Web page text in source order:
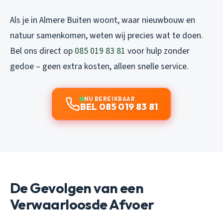
Als je in Almere Buiten woont, waar nieuwbouw en
natuur samenkomen, weten wij precies wat te doen.
Bel ons direct op 085 019 83 81 voor hulp zonder
gedoe – geen extra kosten, alleen snelle service.
NU BEREIKBAAR
BEL 085 019 83 81
De Gevolgen van een
Verwaarloosde Afvoer